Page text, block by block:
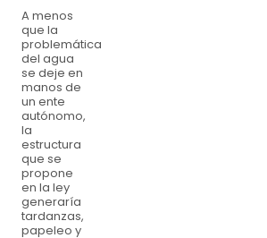
A menos
que la
problemática
del agua
se deje en
manos de
un ente
autónomo,
la
estructura
que se
propone
en la ley
generaría
tardanzas,
papeleo y